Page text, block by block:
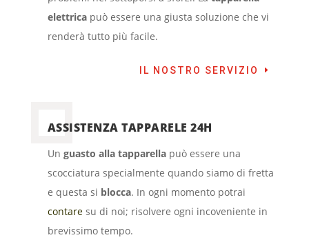
elettricapuò essere una giusta soluzione che vi
renderà tutto più facile.
IL NOSTRO SERVIZIO
ASSISTENZA TAPPARELE 24H
Un guasto alla tapparellapuò essere una
scocciatura specialmente quando siamo di fretta
e questa si blocca. In ogni momento potrai
contaresu di noi; risolvere ogni incoveniente in
brevissimo tempo.